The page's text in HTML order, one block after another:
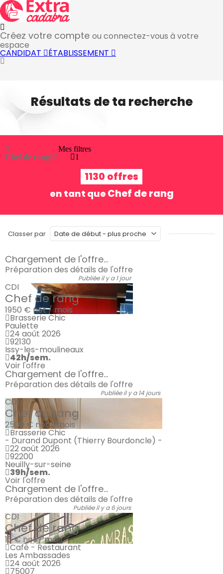
Créez votre compte ou connectez-vous à votre
espace
CANDIDAT ÉTABLISSEMENT
Résultats de ta recherche
Chef de rang1
Mes filtres
1
1130 offres
en tant que Chef de rang
Classer par
Chargement de l'offre...
Préparation des détails de l'offre
Publiée il y a 1 jour
CDI
Chef de rang
1950 € net / mois
Brasserie Chic
Paulette
24 août 2026
92130
Issy-les-moulineaux
42h/sem.
Voir l'offre
Chargement de l'offre...
Préparation des détails de l'offre
Publiée il y a 14 jours
CDI
Chef de rang
2500 € net / mois
Brasserie Chic
- Durand Dupont (Thierry Bourdoncle) -
22 août 2026
92200
Neuilly-sur-seine
39h/sem.
Voir l'offre
Chargement de l'offre...
Préparation des détails de l'offre
Publiée il y a 6 jours
CDI
Chef de rang
13 €net / mois
Café - Restaurant
Les Ambassades
24 août 2026
75007